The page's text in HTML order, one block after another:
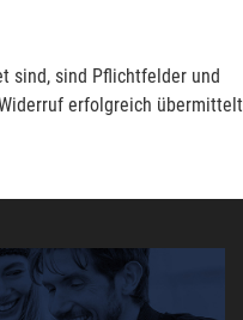
sind, sind Pflichtfelder und
erfolgreich übermittelt